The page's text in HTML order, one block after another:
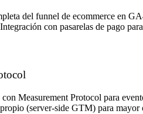
del funnel de ecommerce en
con pasarelas de pago
Measurement Protocol para
(server-side GTM) para